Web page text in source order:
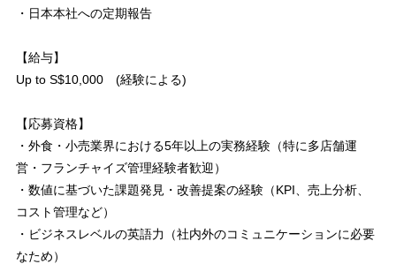
・日本本社への定期報告
【給与】
Up to S$10,000 (経験による)
【応募資格】
・外食・小売業界における5年以上の実務経験（特に多店舗運
営・フランチャイズ管理経験者歓迎）
・数値に基づいた課題発見・改善提案の経験（KPI、売上分析、
コスト管理など）
・ビジネスレベルの英語力（社内外のコミュニケーションに必要
なため）